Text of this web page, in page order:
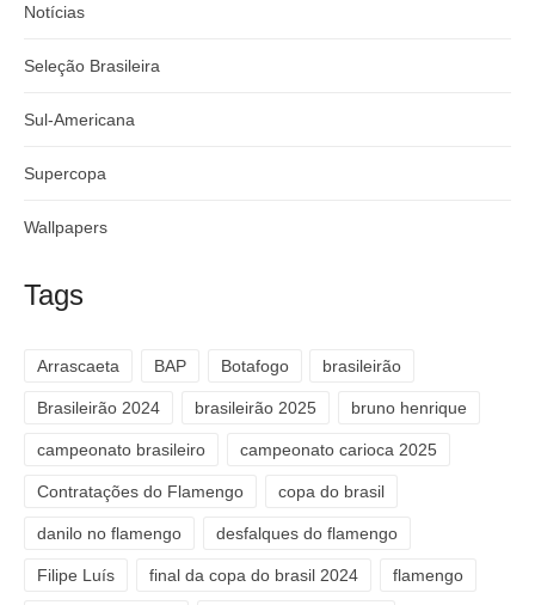
Notícias
Seleção Brasileira
Sul-Americana
Supercopa
Wallpapers
Tags
Arrascaeta BAP Botafogo brasileirão
Brasileirão 2024 brasileirão 2025 bruno henrique
campeonato brasileiro campeonato carioca 2025
Contratações do Flamengo copa do brasil
danilo no flamengo desfalques do flamengo
Filipe Luís final da copa do brasil 2024 flamengo